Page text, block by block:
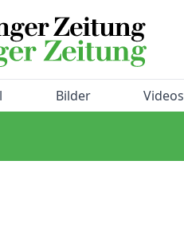
Bilder Videos